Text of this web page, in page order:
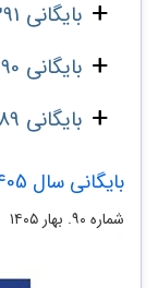
بایگانی 1391
بایگانی 1390
بایگانی 1389
بایگانی سال 1405
شماره ۹۰. بهار ۱۴۰۵